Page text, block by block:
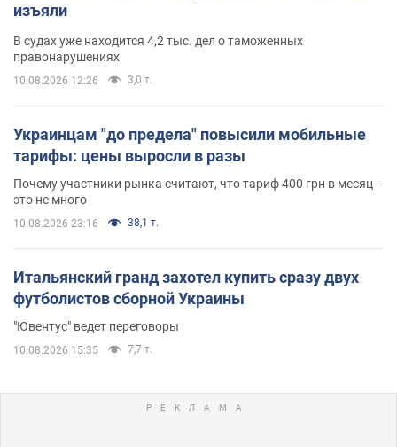
изъяли
В судах уже находится 4,2 тыс. дел о таможенных
правонарушениях
10.08.2026 12:26 3,0 т.
Украинцам "до предела" повысили мобильные
тарифы: цены выросли в разы
Почему участники рынка считают, что тариф 400 грн в месяц –
это не много
10.08.2026 23:16 38,1 т.
Итальянский гранд захотел купить сразу двух
футболистов сборной Украины
"Ювентус" ведет переговоры
10.08.2026 15:35 7,7 т.